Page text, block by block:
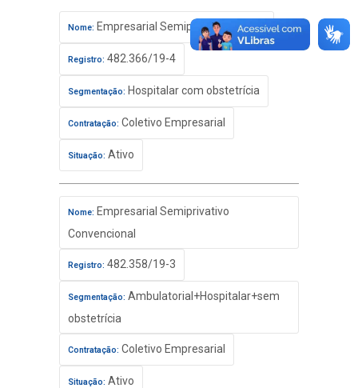
Nome: Empresarial Semiprivativo Básico
Registro: 482.366/19-4
Segmentação: Hospitalar com obstetrícia
Contratação: Coletivo Empresarial
Situação: Ativo
Nome: Empresarial Semiprivativo
Convencional
Registro: 482.358/19-3
Segmentação: Ambulatorial+Hospitalar+sem
obstetrícia
Contratação: Coletivo Empresarial
Situação: Ativo